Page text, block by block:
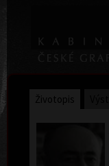
Životopis